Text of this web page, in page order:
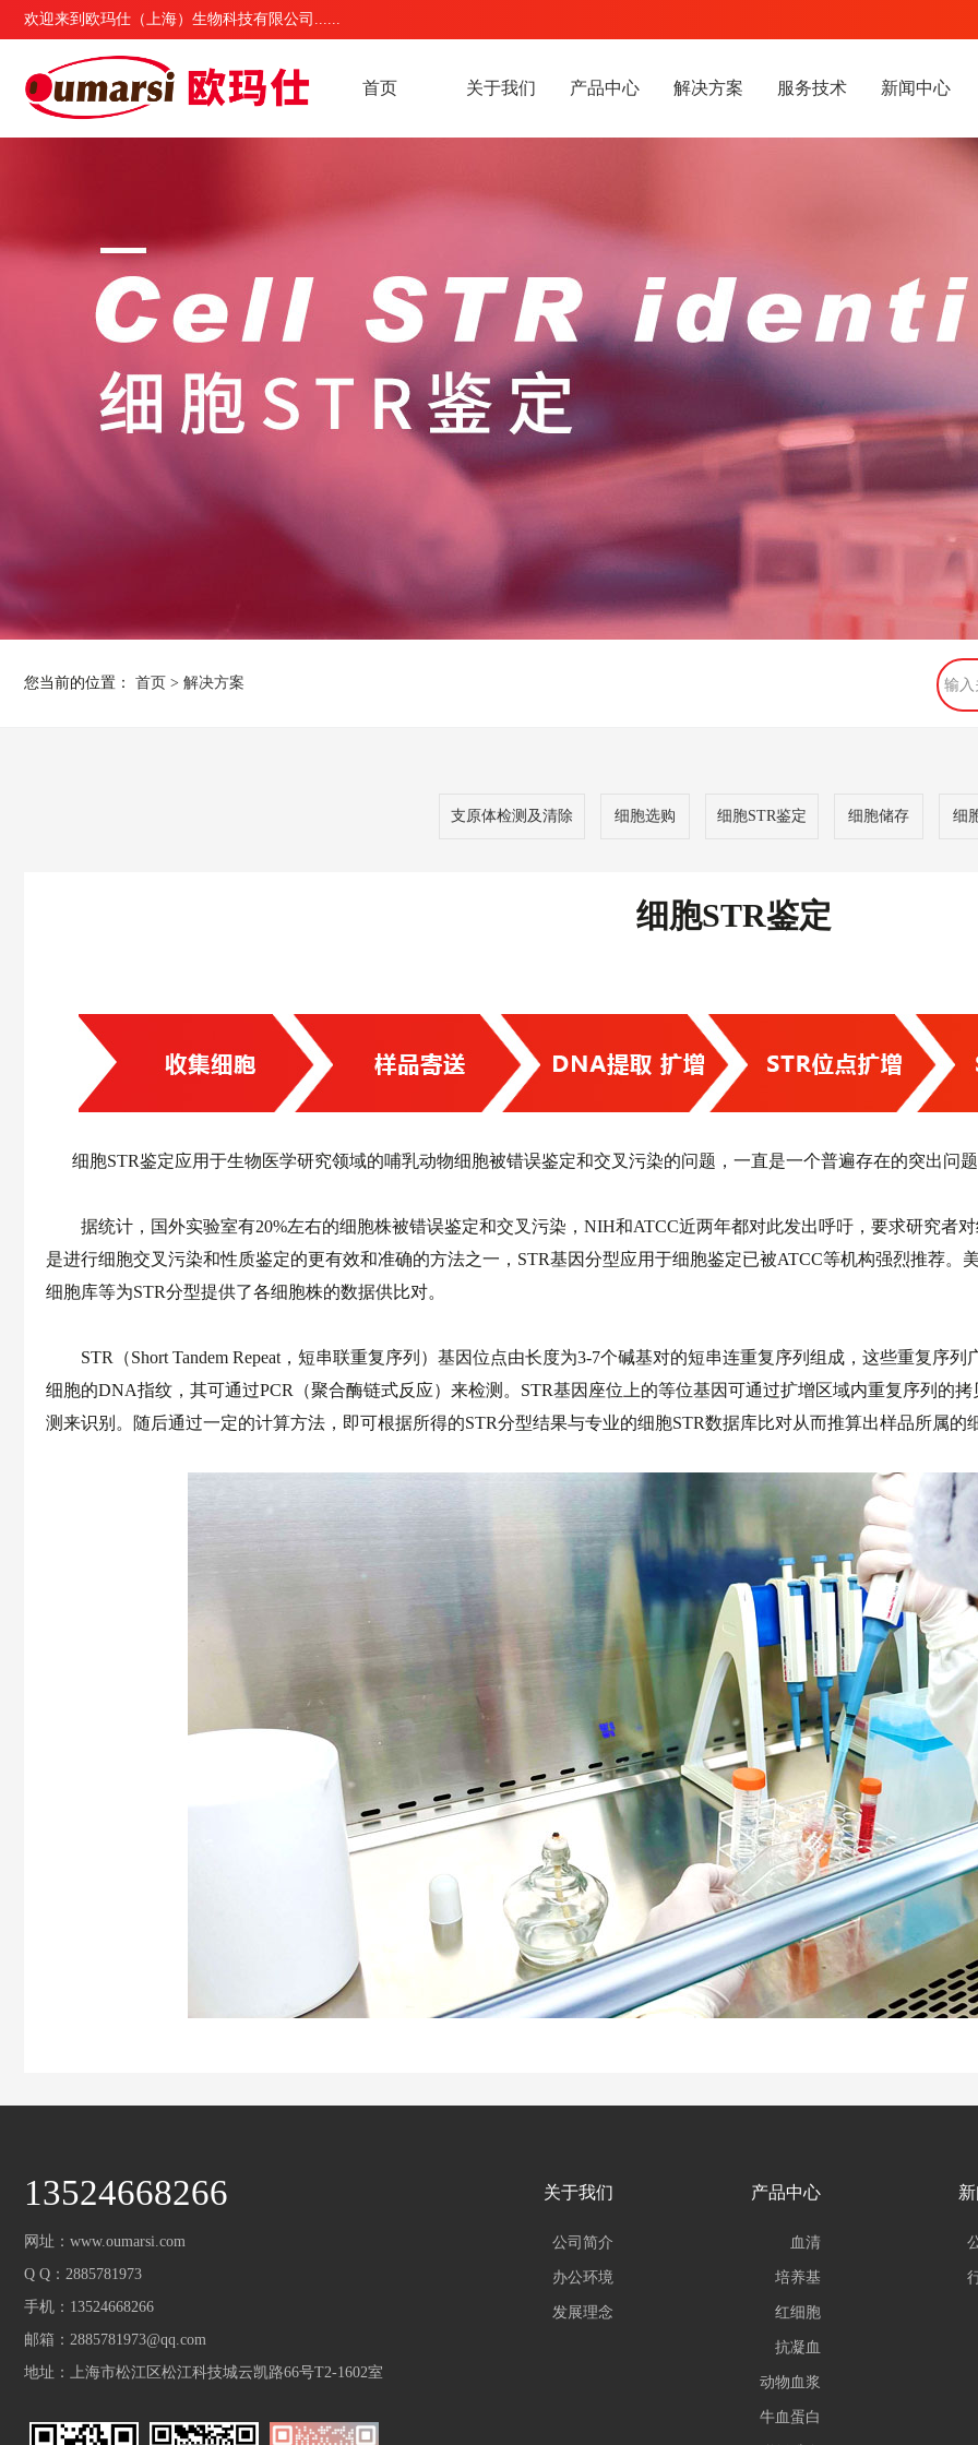
欢迎来到欧玛仕（上海）生物科技有限公司......
首页 关于我们 产品中心 解决方案 服务技术 新闻中心
您当前的位置： 首页 > 解决方案
支原体检测及清除 细胞选购 细胞STR鉴定 细胞储存 细
细胞STR鉴定
细胞STR鉴定应用于生物医学研究领域的哺乳动物细胞被错误鉴定和交叉污染的问题，一直是一个普遍存在的突出问
据统计，国外实验室有20%左右的细胞株被错误鉴定和交叉污染，NIH和ATCC近两年都对此发出呼吁，要求研究者
是进行细胞交叉污染和性质鉴定的更有效和准确的方法之一，STR基因分型应用于细胞鉴定已被ATCC等机构强烈推荐。
细胞库等为STR分型提供了各细胞株的数据供比对。
STR（Short Tandem Repeat，短串联重复序列）基因位点由长度为3-7个碱基对的短串连重复序列组成，这些重复序
细胞的DNA指纹，其可通过PCR（聚合酶链式反应）来检测。STR基因座位上的等位基因可通过扩增区域内重复序列的
测来识别。随后通过一定的计算方法，即可根据所得的STR分型结果与专业的细胞STR数据库比对从而推算出样品所属
13524668266
网址：www.oumarsi.com
Q Q：2885781973
手机：13524668266
邮箱：2885781973@qq.com
地址：上海市松江区松江科技城云凯路66号T2-1602室
关于我们
公司简介
办公环境
发展理念
产品中心
血清
培养基
红细胞
抗凝血
动物血浆
牛血蛋白